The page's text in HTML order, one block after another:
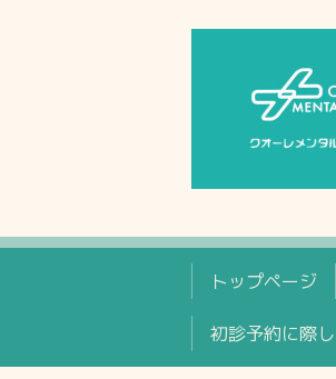
トップページ
初診予約に際